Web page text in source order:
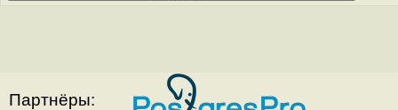
Партнёры: